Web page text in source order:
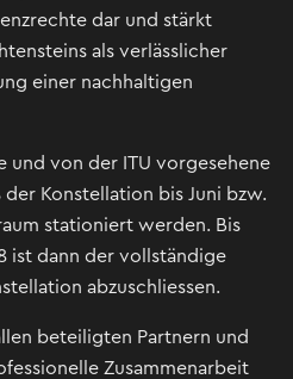
dar und stärkt
als verlässlicher
einer nachhaltigen
und von der ITU vorgesehene
Konstellation bis Juni bzw.
stationiert werden. Bis
ist dann der vollständige
abzuschliessen.
beteiligten Partnern und
Zusammenarbeit